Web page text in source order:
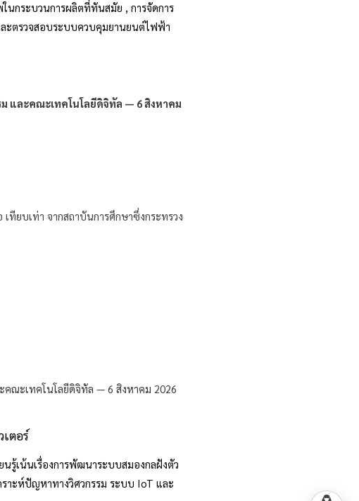
นกระบวนการผลิตที่ทันสมัย , การจัดการ
ละตรวจสอบระบบควบคุมยานยนต์ไฟฟ้า
ทียบเท่า จากสถาบันการศึกษาซึ่งกระทรวง
ตอร์
รู้เน้นเรื่องการพัฒนาระบบสมองกลฝังตัว
าะห์ปัญหาทางวิศวกรรม ระบบ IoT และ